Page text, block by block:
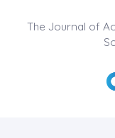
The Journal of